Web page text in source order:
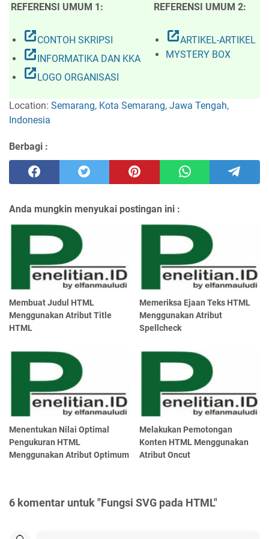
REFERENSI UMUM 1: REFERENSI UMUM 2:
open_in_newCONTOH SKRIPSI
open_in_new INFORMATIKA DAN KKA
open_in_new LOGO ORGANISASI
open_in_newARTIKEL-ARTIKEL
MYSTERY BOX
Location: Semarang, Kota Semarang, Jawa Tengah,
Indonesia
Berbagi :
Anda mungkin menyukai postingan ini :
Membuat Judul HTML
Menggunakan Atribut Title
HTML
Memeriksa Ejaan Teks HTML
Menggunakan Atribut
Spellcheck
Menentukan Nilai Optimal
Pengukuran HTML
Menggunakan Atribut Optimum
Melakukan Pemotongan
Konten HTML Menggunakan
Atribut Oncut
6 komentar untuk "Fungsi SVG pada HTML"